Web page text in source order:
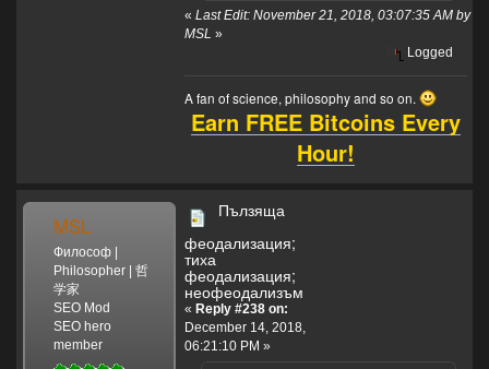
« Last Edit: November 21, 2018, 03:07:35 AM by
MSL »
Logged
A fan of science, philosophy and so on.
Earn FREE Bitcoins Every
Hour!
MSL
Философ |
Philosopher | 哲
学家
SEO Mod
SEO hero
member
Пълзяща
феодализация;
тиха
феодализация;
неофеодализъм
« Reply #238 on:
December 14, 2018,
06:21:10 PM »